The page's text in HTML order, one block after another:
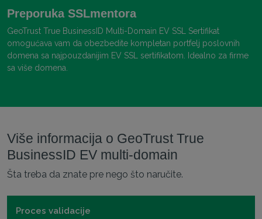
Preporuka SSLmentora
GeoTrust True BusinessID Multi-Domain EV SSL Sertifikat
omogućava vam da obezbedite kompletan portfelj poslovnih
domena sa najpouzdanijim EV SSL sertifikatom. Idealno za firme
sa više domena.
Više informacija o GeoTrust True
BusinessID EV multi-domain
Šta treba da znate pre nego što naručite.
Proces validacije